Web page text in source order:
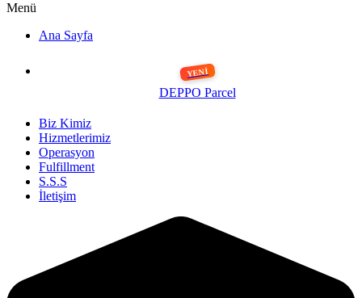
Menü
Ana Sayfa
DEPPO Parcel
Biz Kimiz
Hizmetlerimiz
Operasyon
Fulfillment
S.S.S
İletişim